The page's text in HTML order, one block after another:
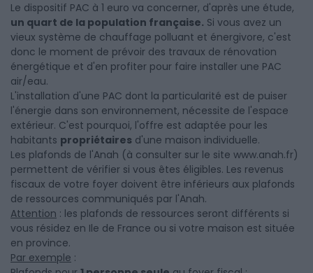
Le dispositif PAC à 1 euro va concerner, d'après une étude,
un quart de la population française. Si vous avez un
vieux système de chauffage polluant et énergivore, c'est
donc le moment de prévoir des travaux de rénovation
énergétique et d'en profiter pour faire installer une PAC
air/eau.
L'installation d'une PAC dont la particularité est de puiser
l'énergie dans son environnement, nécessite de l'espace
extérieur. C'est pourquoi, l'offre est adaptée pour les
habitants propriétaires d'une maison individuelle.
Les plafonds de l'Anah (à consulter sur le site www.anah.fr)
permettent de vérifier si vous êtes éligibles. Les revenus
fiscaux de votre foyer doivent être inférieurs aux plafonds
de ressources communiqués par l'Anah.
Attention : les plafonds de ressources seront différents si
vous résidez en Ile de France ou si votre maison est située
en province.
Par exemple :